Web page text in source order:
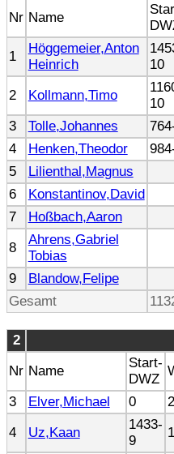
Nr Name
1
Höggemeier,Anton
Heinrich
10
2 Kollmann,Timo
10
3
Tolle,Johannes
4
Henken,Theodor
5
Lilienthal,Magnus
6
Konstantinov,David
7
Hoßbach,Aaron
8
Ahrens,Gabriel
Tobias
9
Blandow,Felipe
Gesamt
2
Nr Name
Start-
DWZ
3
Elver,Michael 0
4
Uz,Kaan
1433-
9